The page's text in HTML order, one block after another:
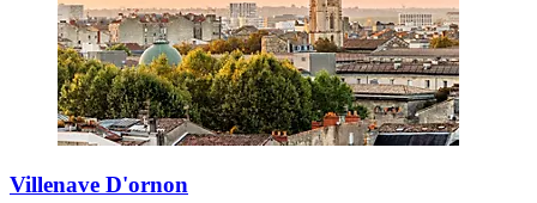
Villenave D'ornon